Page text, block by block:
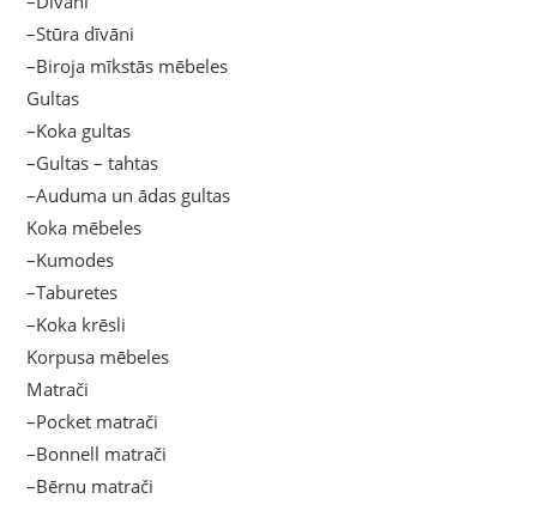
–Stūra dīvāni
–Biroja mīkstās mēbeles
Gultas
–Koka gultas
–Gultas – tahtas
–Auduma un ādas gultas
Koka mēbeles
–Kumodes
–Taburetes
–Koka krēsli
Korpusa mēbeles
Matrači
–Pocket matrači
–Bonnell matrači
–Bērnu matrači